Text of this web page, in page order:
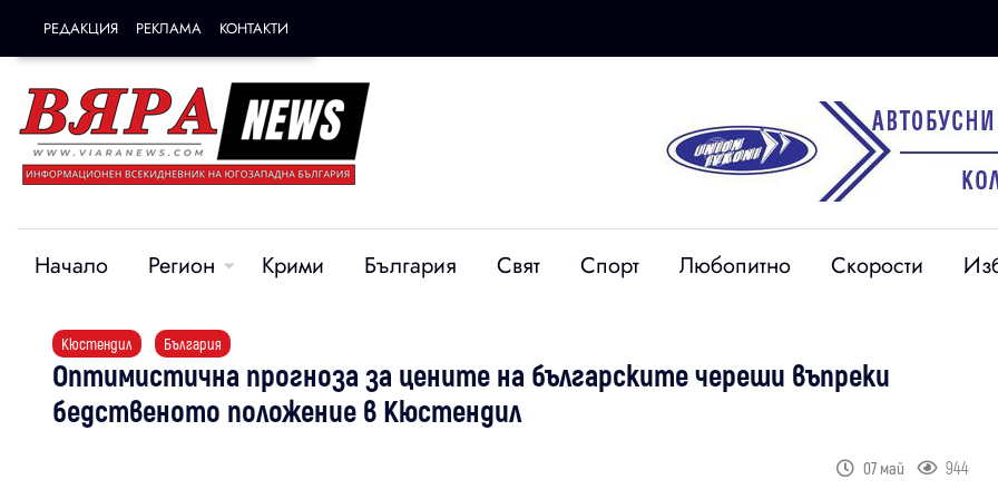
РЕДАКЦИЯ РЕКЛАМА КОНТАКТИ
Начало Регион Крими България Свят Спорт Любопитно Скорости
Кюстендил България
Оптимистична прогноза за цените на българските череши въпреки
бедственото положение в Кюстендил
07 май 944